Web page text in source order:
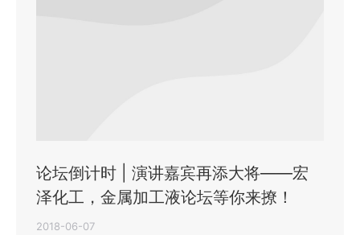
论坛倒计时 | 演讲嘉宾再添大将——宏
泽化工，金属加工液论坛等你来撩！
2018-06-07